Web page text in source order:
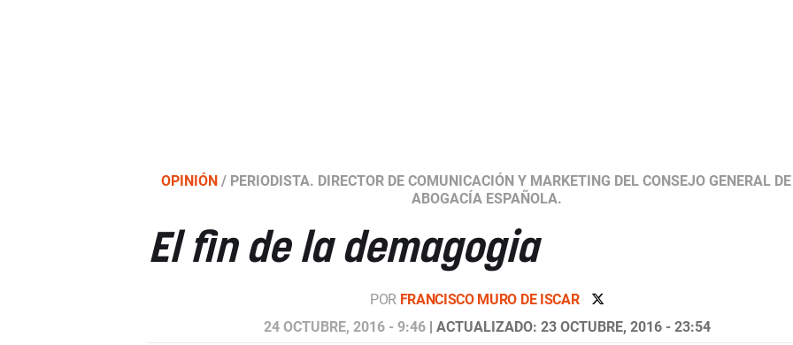
OPINIÓN/ PERIODISTA. DIRECTOR DE COMUNICACIÓN Y MARKETING DEL CONSEJO GENERAL
ABOGACÍA ESPAÑOLA.
El fin de la demagogia
POR FRANCISCO MURO DE ISCAR
24 OCTUBRE, 2016 - 9:46| ACTUALIZADO: 23 OCTUBRE, 2016 - 23:54